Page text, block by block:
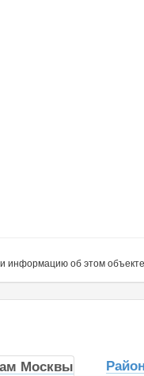
информацию об этом
Москвы